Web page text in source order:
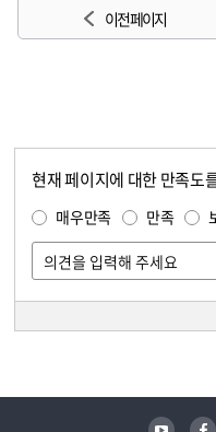
이전 페이지
현재 페이지에 대한 만족도
매우만족 만족
유튜브 페이스북